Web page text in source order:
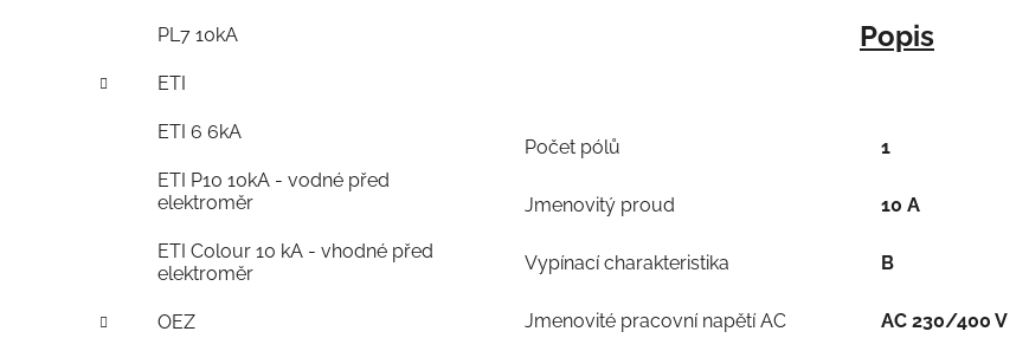
PL7 10kA
ETI
ETI 6 6kA
ETI P10 10kA - vodné před
elektroměr
ETI Colour 10 kA - vhodné před
elektroměr
OEZ
Popis
Počet pólů 1
Jmenovitý proud 10 A
Vypínací charakteristika B
Jmenovité pracovní napětí AC AC 230/400 V